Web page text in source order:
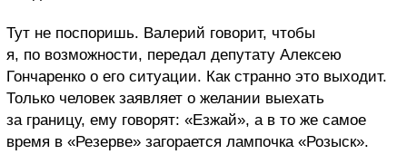
Тут не поспоришь. Валерий говорит, чтобы
я, по возможности, передал депутату Алексею
Гончаренко о его ситуации. Как странно это выходит.
Только человек заявляет о желании выехать
за границу, ему говорят: «Езжай», а в то же самое
время в «Резерве» загорается лампочка «Розыск».